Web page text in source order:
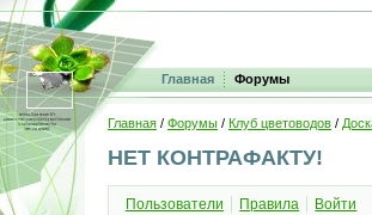
Главная Форумы
Главная / Форумы / Клуб цветоводов /
НЕТ КОНТРАФАКТУ!
Пользователи Правила Войти